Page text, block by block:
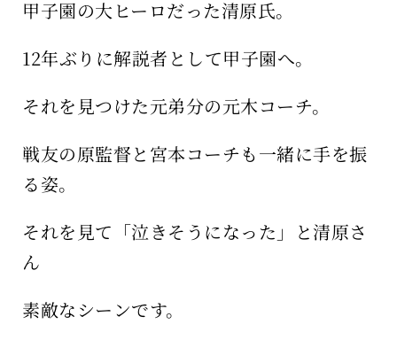
甲子園の大ヒーロだった清原氏。
12年ぶりに解説者として甲子園へ。
それを見つけた元弟分の元木コーチ。
戦友の原監督と宮本コーチも一緒に手を振
る姿。
それを見て「泣きそうになった」と清原さ
ん
素敵なシーンです。